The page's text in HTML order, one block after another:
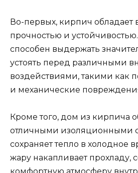
Во-первых, кирпич обладает
прочностью и
способен выдержать
устоять перед различными
воздействиями, такими как
и механические
Кроме того, дом из кирпича
отличными изоляционными
сохраняет тепло в холодное
жару накапливает прохладу,